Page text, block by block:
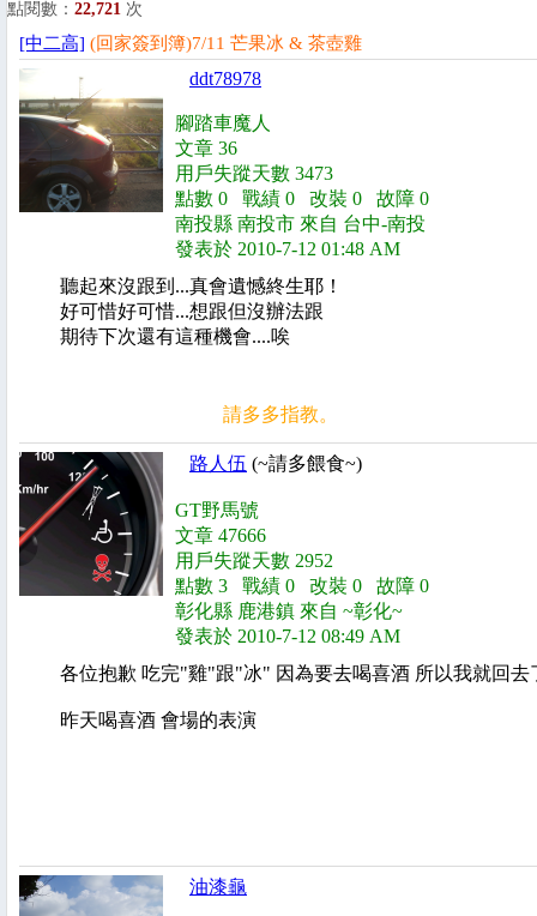
點閱數： 22,721 次
[中二高] (回家簽到簿)7/11 芒果冰 & 茶壺雞
ddt78978
腳踏車魔人
文章 36
用戶失蹤天數 3473
點數 0 戰績 0 改裝 0 故障 0
南投縣 南投市 來自 台中-南投
發表於 2010-7-12 01:48 AM
聽起來沒跟到...真會遺憾終生耶！
好可惜好可惜...想跟但沒辦法跟
期待下次還有這種機會....唉
請多多指教。
路人伍 (~請多餵食~)
GT野馬號
文章 47666
用戶失蹤天數 2952
點數 3 戰績 0 改裝 0 故障 0
彰化縣 鹿港鎮 來自 ~彰化~
發表於 2010-7-12 08:49 AM
各位抱歉 吃完"雞"跟"冰" 因為要去喝喜酒 所以我就回去
昨天喝喜酒 會場的表演
油漆龜